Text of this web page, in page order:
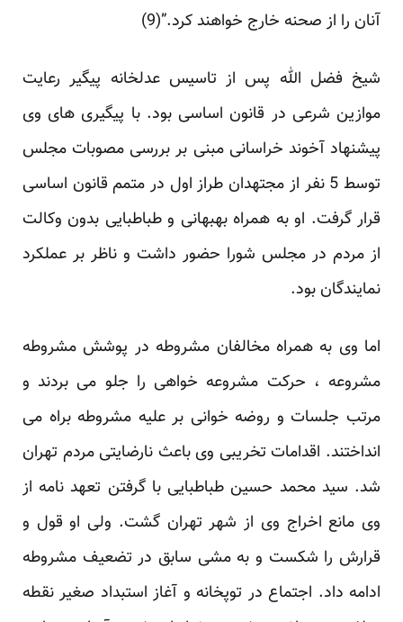
آنان را از صحنه خارج خواهند کرد.”(9)
شیخ فضل الله پس از تاسیس عدلخانه پیگیر رعایت
موازین شرعی در قانون اساسی بود. با پیگیری های وی
پیشنهاد آخوند خراسانی مبنی بر بررسی مصوبات مجلس
توسط 5 نفر از مجتهدان طراز اول در متمم قانون اساسی
قرار گرفت. او به همراه بهبهانی و طباطبایی بدون وکالت
از مردم در مجلس شورا حضور داشت و ناظر بر عملکرد
نمایندگان بود.
اما وی به همراه مخالفان مشروطه در پوشش مشروطه
مشروعه ، حرکت مشروعه خواهی را جلو می بردند و
مرتب جلسات و روضه خوانی بر علیه مشروطه براه می
انداختند. اقدامات تخریبی وی باعث نارضایتی مردم تهران
شد. سید محمد حسین طباطبایی با گرفتن تعهد نامه از
وی مانع اخراج وی از شهر تهران گشت. ولی او قول و
قرارش را شکست و به مشی سابق در تضعیف مشروطه
ادامه داد. اجتماع در توپخانه و آغاز استبداد صغیر نقطه